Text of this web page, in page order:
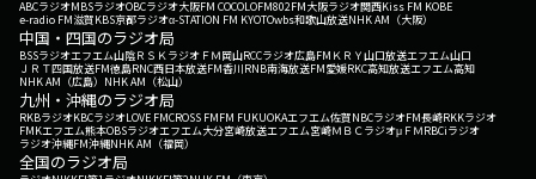
ABCラジオMBSラジオOBCラジオ大阪FM COCOLOFM802FM大阪ラジオ関西Kiss FM KOBE
e-radio FM滋賀KBS京都ラジオα-STATION FM KYOTOwbs和歌山放送NHK AM（大阪）
中国・四国のラジオ局
BSSラジオエフエム山陰ＲＳＫラジオ ＦＭ岡山RCCラジオ広島FM ＫＲＹ山口放送エフエム山口
ＪＲＴ四国放送FM徳島RNC西日本放送FM香川RNB南海放送FM愛媛RKC高知放送エフエム高知
NHK AM（広島） NHK AM（松山）
九州・沖縄のラジオ局
RKBラジオKBCラジオLOVE FMCROSS FMFM FUKUOKAエフエム佐賀NBCラジオFM長崎RKKラジオ
FMKエフエム熊本OBSラジオエフエム大分宮崎放送エフエム宮崎ＭＢＣラジオμＦＭRBCiラジオ
ラジオ沖縄FM沖縄NHK AM（福岡）
全国のラジオ局